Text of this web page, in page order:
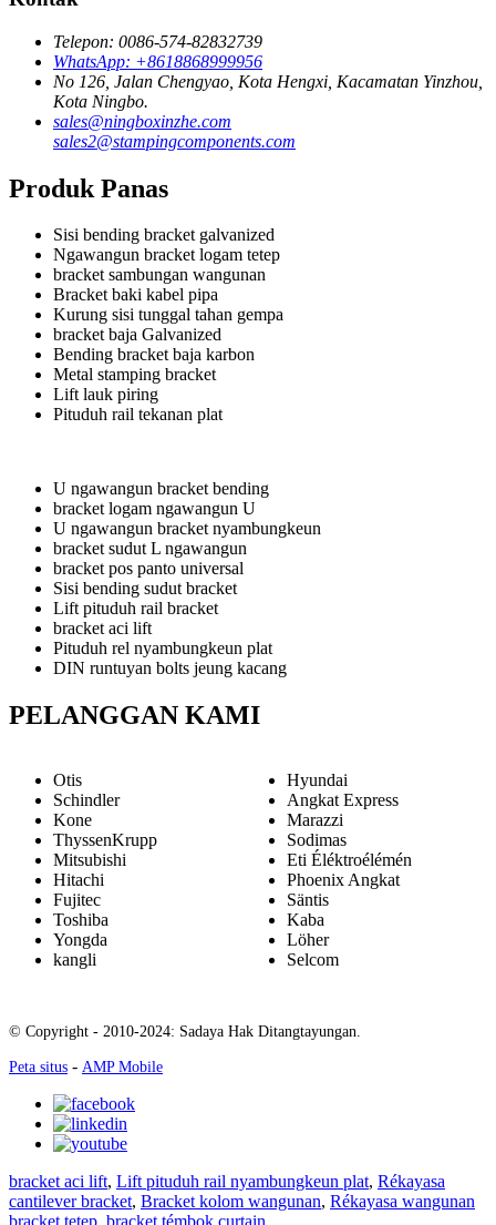
Telepon: 0086-574-82832739
WhatsApp: +8618868999956
No 126, Jalan Chengyao, Kota Hengxi, Kacamatan Yinzhou,
Kota Ningbo.
sales@ningboxinzhe.com
sales2@stampingcomponents.com
Produk Panas
Sisi bending bracket galvanized
Ngawangun bracket logam tetep
bracket sambungan wangunan
Bracket baki kabel pipa
Kurung sisi tunggal tahan gempa
bracket baja Galvanized
Bending bracket baja karbon
Metal stamping bracket
Lift lauk piring
Pituduh rail tekanan plat
U ngawangun bracket bending
bracket logam ngawangun U
U ngawangun bracket nyambungkeun
bracket sudut L ngawangun
bracket pos panto universal
Sisi bending sudut bracket
Lift pituduh rail bracket
bracket aci lift
Pituduh rel nyambungkeun plat
DIN runtuyan bolts jeung kacang
PELANGGAN KAMI
Otis
Schindler
Kone
ThyssenKrupp
Mitsubishi
Hitachi
Fujitec
Toshiba
Yongda
kangli
Hyundai
Angkat Express
Marazzi
Sodimas
Eti Éléktroélémén
Phoenix Angkat
Säntis
Kaba
Löher
Selcom
© Copyright - 2010-2024: Sadaya Hak Ditangtayungan.
Peta situs - AMP Mobile
bracket aci lift, Lift pituduh rail nyambungkeun plat, Rékayasa
cantilever bracket, Bracket kolom wangunan, Rékayasa wangunan